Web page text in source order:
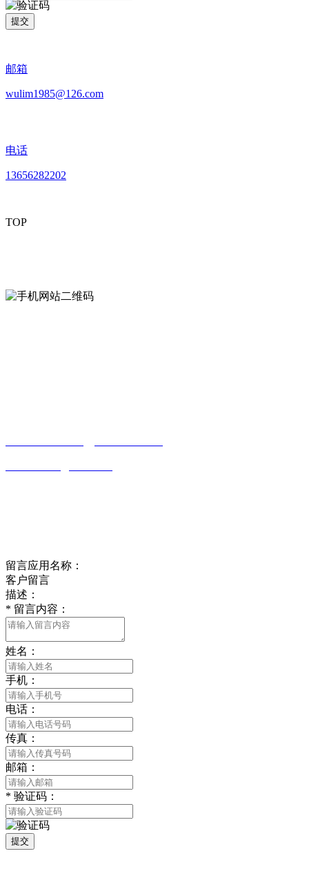
提交
邮箱
wulim1985@126.com
电话
13656282202
TOP
留言应用名称：
客户留言
描述：
* 留言内容：
姓名：
手机：
电话：
传真：
邮箱：
* 验证码：
提交